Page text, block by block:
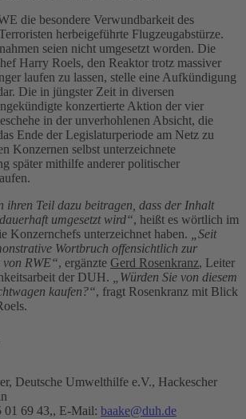
die besondere Verwundbarkeit des
herbeigeführte Flugzeugabstürze.
seien nicht umgesetzt worden. Die
Harry Roels, den Reaktor trotz massiver
laufen zu lassen, stelle eine Aufkündigung
Die in jüngster Zeit in diversen
konzertierte Aktion der vier
in der unverhohlenen Absicht, die
Ende der Legislaturperiode am Netz zu
Konzernen selbst unterzeichnete
später mithilfe anderer politischer
ihren Teil dazu beitragen, dass der Inhalt
umgesetzt wird“, heißt es wörtlich im
Konzernchefs unterzeichnet haben.
„Seit
Wortbruch offensichtlich zur
RWE“, ergänzte Gerd Rosenkranz, Leiter
der DUH.
„Würden Sie von diesem
kaufen?“, fragt Rosenkranz mit Blick
Deutsche Umwelthilfe e.V., Hackescher
01 69 43,, E-Mail: baake@duh.de